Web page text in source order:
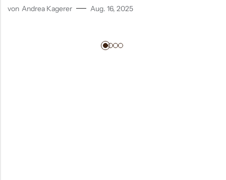
von Andrea Kagerer Aug. 16, 2025